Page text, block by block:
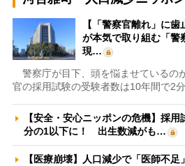
【「警察官離れ」に
が本気で取り組む「
現…
警察庁が目下、頭を悩ませているの
官の採用試験の受験者数は10年間で2
【安全・安心ニッポンの危機】採
分の1以下に！ 出生数減がも…
【医療崩壊】人口減少で「医師不